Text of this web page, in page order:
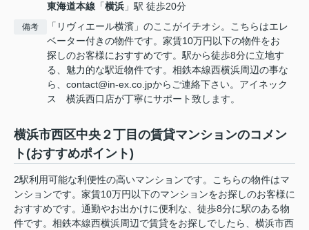
東海道本線 「横浜 」駅 徒歩20分
備考
「リヴィエール横濱」のここがイチオシ。こちらはエレ
ベーター付きの物件です。家賃10万円以下の物件をお
探しのお客様におすすめです。駅から徒歩8分に立地す
る、魅力的な駅近物件です。相鉄本線西横浜周辺の事な
ら、contact@in-ex.co.jpからご連絡下さい。アイネック
ス 横浜西口店が丁寧にサポート致します。
横浜市西区中央２丁目の賃貸マンションのコメン
ト(おすすめポイント)
2駅利用可能な利便性の高いマンションです。こちらの物件はマ
ンションです。家賃10万円以下のマンションをお探しのお客様に
おすすめです。通勤やお出かけに便利な、徒歩8分に駅のある物
件です。相鉄本線西横浜周辺で賃貸をお探しでしたら、横浜市西